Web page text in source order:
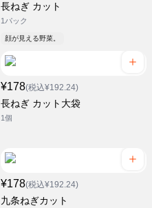
長ねぎ カット
1パック
顔が見える野菜。
¥178(税込¥192.24)
長ねぎ カット大袋
1個
¥178(税込¥192.24)
九条ねぎカット